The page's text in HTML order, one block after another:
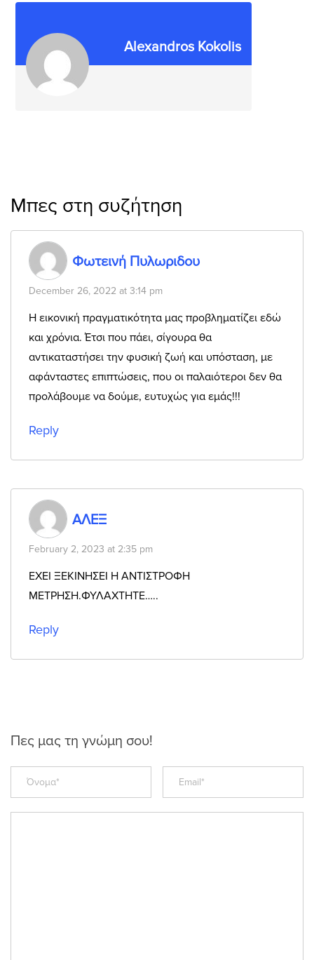
Alexandros Kokolis
Μπες στη συζήτηση
Φωτεινή Πυλωριδου
December 26, 2022 at 3:14 pm
Η εικονική πραγματικότητα μας προβληματίζει εδώ
και χρόνια. Έτσι που πάει, σίγουρα θα
αντικαταστήσει την φυσική ζωή και υπόσταση, με
αφάνταστες επιπτώσεις, που οι παλαιότεροι δεν θα
προλάβουμε να δούμε, ευτυχώς για εμάς!!!
Reply
ΑΛΕΞ
February 2, 2023 at 2:35 pm
ΕΧΕΙ ΞΕΚΙΝΗΣΕΙ Η ΑΝΤΙΣΤΡΟΦΗ
ΜΕΤΡΗΣΗ.ΦΥΛΑΧΤΗΤΕ…..
Reply
Πες μας τη γνώμη σου!